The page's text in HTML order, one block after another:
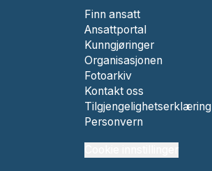
Finn ansatt
Ansattportal
Kunngjøringer
Organisasjonen
Fotoarkiv
Kontakt oss
Tilgjengelighetserklæring
Personvern